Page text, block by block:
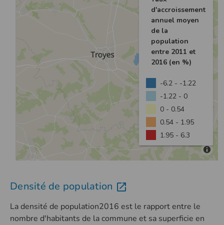
Densité de population
La densité de population2016 est le rapport entre le
nombre d'habitants de la commune et sa superficie en